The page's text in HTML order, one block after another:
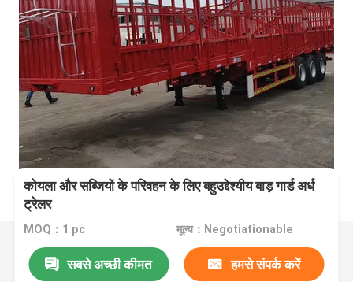
कोयला और सब्जियों के परिवहन के लिए बहुउद्देश्यीय बाड़ गार्ड अर्ध
ट्रेलर
MOQ：1 pc मूल्य：Negotiationable
सबसे अच्छी कीमत हमसे संपर्क करें